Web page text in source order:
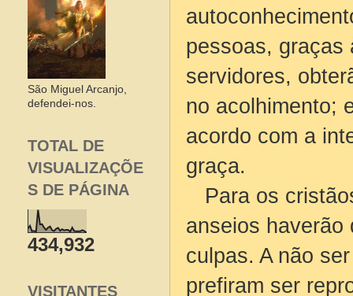
pessoas, graças
servidores,
no acolhimento;
acordo com a
graça.
Para os
anseios haverão
culpas. A não
prefiram ser
São Miguel Arcanjo,
defendei-nos.
TOTAL DE
VISUALIZAÇÕE
S DE PÁGINA
434,932
VISITANTES